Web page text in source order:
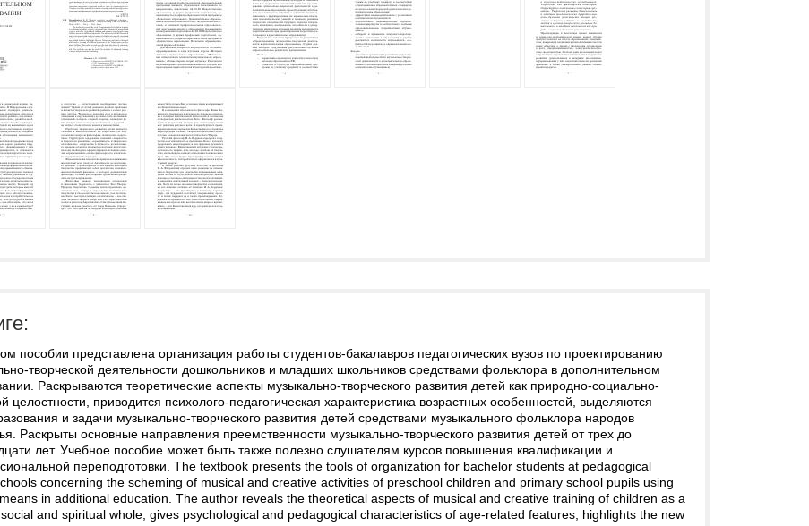
пособии представлена организация работы студентов-бакалавров педагогических вузов по проектированию
творческой деятельности дошкольников и младших школьников средствами фольклора в дополнительном
Раскрываются теоретические аспекты музыкально-творческого развития детей как природно-социально-
целостности, приводится психолого-педагогическая характеристика возрастных особенностей, выделяются
и задачи музыкально-творческого развития детей средствами музыкального фольклора народов
Раскрыты основные направления преемственности музыкально-творческого развития детей от трех до
лет. Учебное пособие может быть также полезно слушателям курсов повышения квалификации и
переподготовки. The textbook presents the tools of organization for bachelor students at pedagogical
concerning the scheming of musical and creative activities of preschool children and primary school pupils using
in additional education. The author reveals the theoretical aspects of musical and creative training of children as a
and spiritual whole, gives psychological and pedagogical characteristics of age-related features, highlights the new